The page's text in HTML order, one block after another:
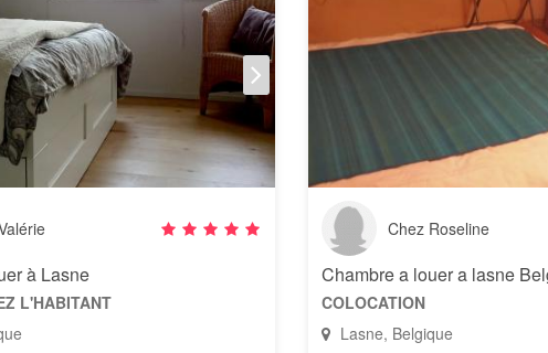
à Lasne
L'HABITANT
Chez Roseline
Chambre a louer a lasne
COLOCATION
Lasne, Belgique